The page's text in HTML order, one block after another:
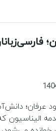
عرفان؛
الیناسیون